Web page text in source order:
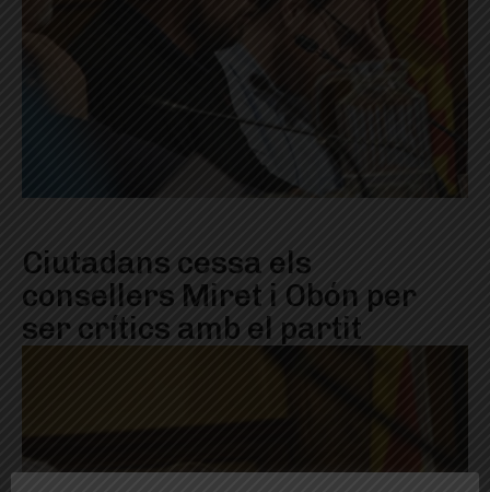
Ciutadans cessa els
consellers Miret i Obón per
ser crítics amb el partit